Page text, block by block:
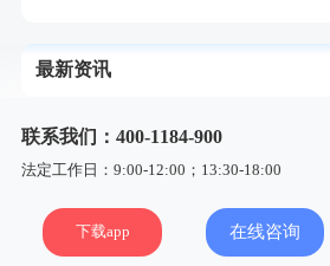
最新资讯
联系我们：400-1184-900
法定工作日：9:00-12:00；13:30-18:00
下载app 在线咨询